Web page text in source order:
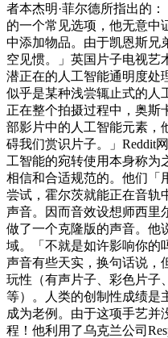
者本杰明·菲尔德所指出的
的一个常见选项，他无意中
中添加物品。由于凯恩斯兄
空见惯。」英国片子电视艺
潜正在的人工智能通明度处
似乎是某种浅尝辄止式的人
正在整个拍摄过程中，奥斯
部影片中的人工智能元素，
碍我们赏识片子。」Reddit
工智能的宛转使用本身称为
相信和合适规范的。他们「
尝试，霍尔茨就能正在音轨
声音。因而音效设想师西里
做了一个克隆版的声音。他
域。「不就是如许影响你的
声音有些天实，换句话说，
玩性（有声片子、彩色片子
等）。人类的创制性成绩是
成为老例。由于这项手艺并
程！他利用了乌克兰公司